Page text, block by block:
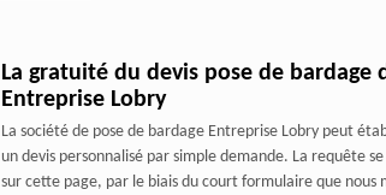
La gratuité du devis pose de bardage
Entreprise Lobry
La société de pose de bardage Entreprise Lobry peut
un devis personnalisé par simple demande. La requête
sur cette page, par le biais du court formulaire que nous